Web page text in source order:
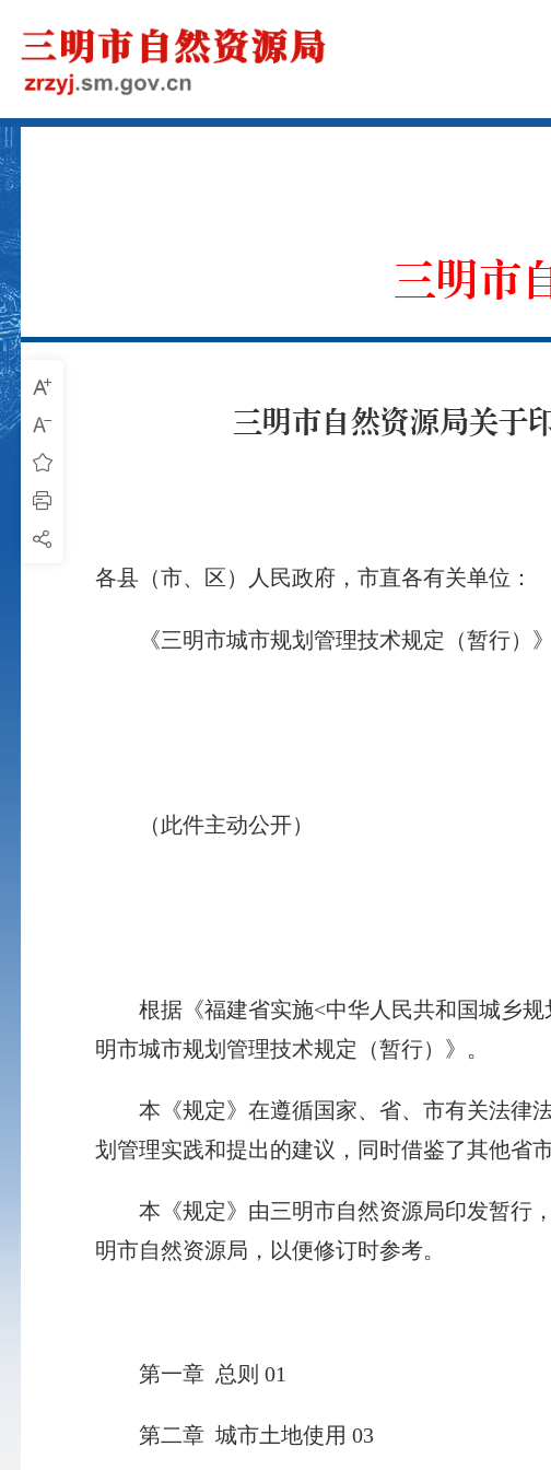
三明市
三明市自然资源局关于
各县（市、区）人民政府，市直各有关单位：
《三明市城市规划管理技术规定（暂行）》
（此件主动公开）
根据《福建省实施<中华人民共和国城乡
明市城市规划管理技术规定（暂行）》。
本《规定》在遵循国家、省、市有关法律法
划管理实践和提出的建议，同时借鉴了其他省
本《规定》由三明市自然资源局印发暂行，
明市自然资源局，以便修订时参考。
第一章 总则 01
第二章 城市土地使用 03